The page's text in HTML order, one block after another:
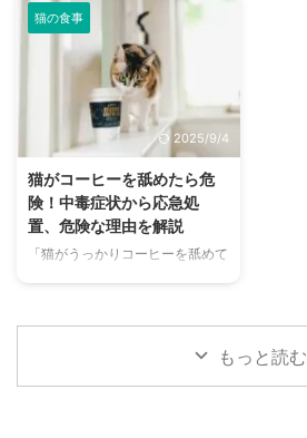
ための ...
少なく、人間のように汗をかいて
体温を調節することが苦手なた
め、熱中症になりやすい動物で
す。 この記事では、猫の熱中症
の初期サインから、エアコンを使
わずにできる効果的な暑さ対策、
快適に過ごせるひんやりグッズの
さらに、留守番中の注意点や、猫
が本当に喜ぶ暑さ対策について、
当メディアの編集部が実際に試し
た体験談もご紹介します。この記
る ...
...
猫の食事
2025/9/4
猫がコーヒーを舐めたら危
険！中毒症状から応急処
置、危険な理由を解説
「猫がうっかりコーヒーを舐めて
み物であるコーヒーには、猫にと
って非常に危険な成分であるカフ
もっと読む